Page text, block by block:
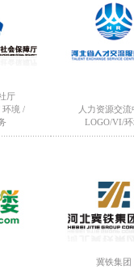
厅
环境 /
人力资源交流
LOGO/VI/
冀铁集团